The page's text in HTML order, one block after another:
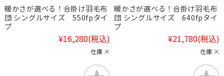
暖かさが選べる！合掛け羽毛布
団 シングルサイズ 550fpタイ
プ
¥16,280(税込)
在庫 ×
暖かさが選べる！合掛け羽毛布
団 シングルサイズ 640fpタイ
プ
¥21,780(税込)
在庫 ×